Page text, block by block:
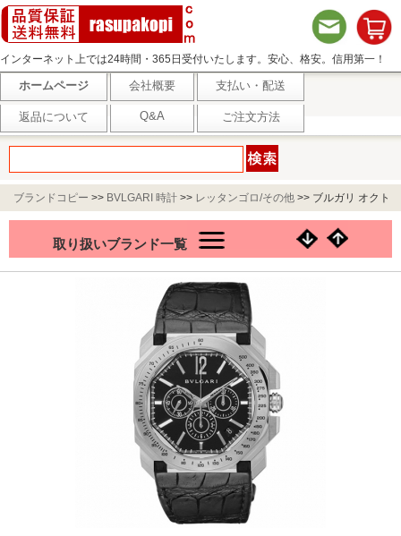
インターネット上では24時間・365日受付いたします。安心、格安。信用第一！
ホームページ 会社概要 支払い・配送
返品について Q&A ご注文方法
ブランドコピー >> BVLGARI 時計 >> レッタンゴロ/その他 >> ブルガリ オクト
取り扱いブランド一覧